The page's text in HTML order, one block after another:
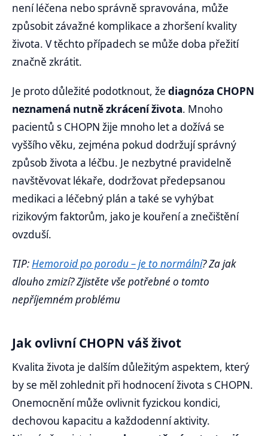
není léčena nebo správně spravována, může
způsobit závažné komplikace a zhoršení kvality
života. V těchto případech se může doba přežití
značně zkrátit.
Je proto důležité podotknout, že diagnóza CHOPN
neznamená nutně zkrácení života. Mnoho
pacientů s CHOPN žije mnoho let a dožívá se
vyššího věku, zejména pokud dodržují správný
způsob života a léčbu. Je nezbytné pravidelně
navštěvovat lékaře, dodržovat předepsanou
medikaci a léčebný plán a také se vyhýbat
rizikovým faktorům, jako je kouření a znečištění
ovzduší.
TIP:Hemoroid po porodu – je to normální? Za jak
dlouho zmizí? Zjistěte vše potřebné o tomto
nepříjemném problému
Jak ovlivní CHOPN váš život
Kvalita života je dalším důležitým aspektem, který
by se měl zohlednit při hodnocení života s CHOPN.
Onemocnění může ovlivnit fyzickou kondici,
dechovou kapacitu a každodenní aktivity.